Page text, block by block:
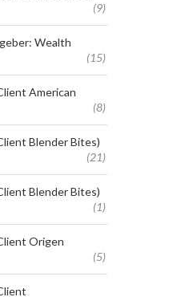
(9)
Wealth
(15)
American
(8)
Blender Bites)
(21)
Blender Bites)
(1)
Origen
(5)